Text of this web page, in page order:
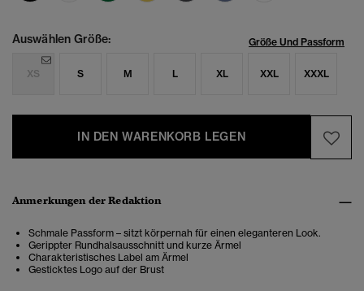
Auswählen Größe: Größe Und Passform
XS S M L XL XXL XXXL
IN DEN WARENKORB LEGEN
Anmerkungen der Redaktion
Schmale Passform – sitzt körpernah für einen eleganteren Look.
Gerippter Rundhalsausschnitt und kurze Ärmel
Charakteristisches Label am Ärmel
Gesticktes Logo auf der Brust